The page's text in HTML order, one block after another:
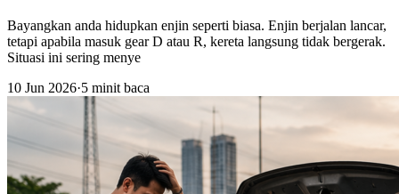
Bayangkan anda hidupkan enjin seperti biasa. Enjin berjalan lancar,
tetapi apabila masuk gear D atau R, kereta langsung tidak bergerak.
Situasi ini sering menye
10 Jun 2026·5 minit baca